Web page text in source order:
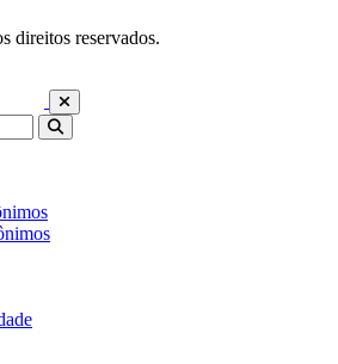
direitos reservados.